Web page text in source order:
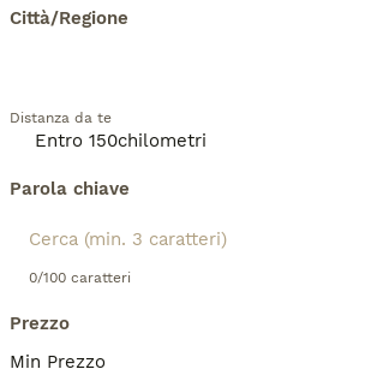
Città/Regione
Distanza da te
Parola chiave
0/100 caratteri
Prezzo
Min Prezzo